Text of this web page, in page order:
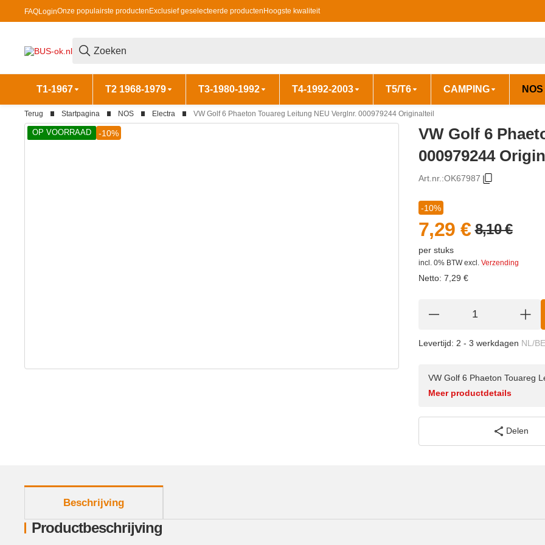
FAQLoginOnze populairste producten Exclusief geselecteerde producten Hoogste kwaliteit
T1-1967 T2 1968-1979 T3-1980-1992 T4-1992-2003 T5/T6 CAMPING NOS
Terug Startpagina NOS Electra VW Golf 6 Phaeton Touareg Leitung NEU Verglnr. 000979244 Originalteil
OP VOORRAAD -10%
VW Golf 6
000979244
Art.nr.:OK67987
-10%
7,29 € 8,10 €
per stuks
incl. 0% BTWexcl. Verzending
Netto: 7,29 €
Levertijd: 2 - 3 werkdagen NL/BE
VW Golf 6 Phaeton Touareg
Meer productdetails
Delen
Beschrijving
Productbeschrijving